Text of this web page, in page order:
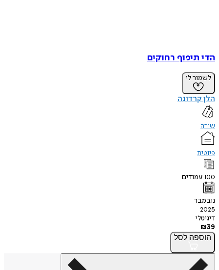
הדי תיפוף רחוקים
לשמור לי
הלן קרדונה
שירה
פיוטית
100עמודים
נובמבר
2025
דיגיטלי
₪39
הוספה לסל